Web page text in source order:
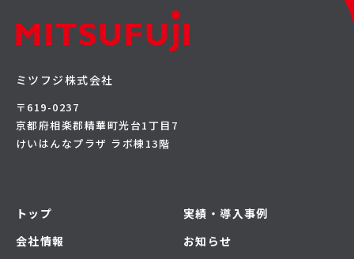
ミツフジ株式会社
〒619-0237
京都府相楽郡精華町光台1丁目7
けいはんなプラザ ラボ棟13階
トップ
会社情報
実績・導入事例
お知らせ